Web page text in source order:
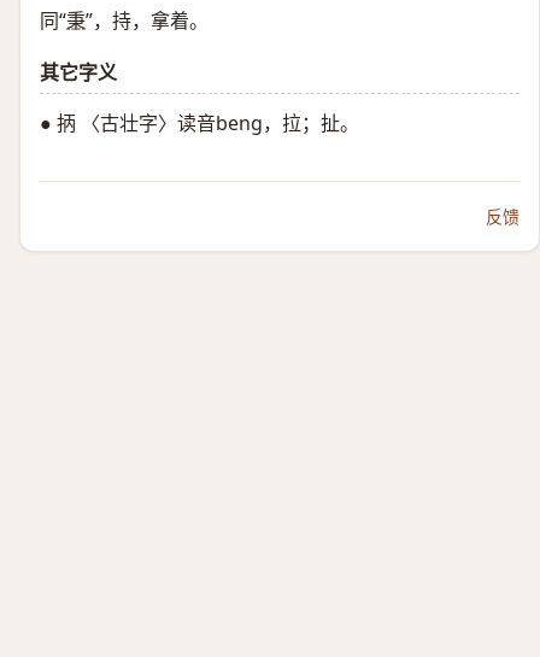
同“秉”，持，拿着。
其它字义
● 抦 〈古壮字〉读音beng，拉；扯。
反馈